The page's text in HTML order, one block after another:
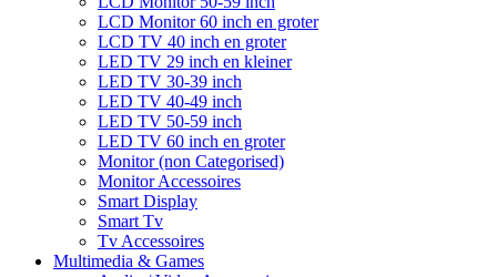
LCD Monitor 60 inch en groter
LCD TV 40 inch en groter
LED TV 29 inch en kleiner
LED TV 30-39 inch
LED TV 40-49 inch
LED TV 50-59 inch
LED TV 60 inch en groter
Monitor (non Categorised)
Monitor Accessoires
Smart Display
Smart Tv
Tv Accessoires
Multimedia & Games